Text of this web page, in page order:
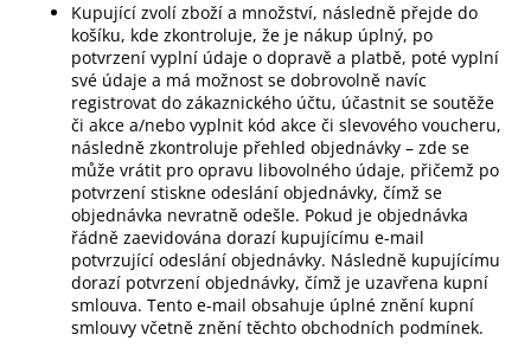
Kupující zvolí zboží a množství, následně přejde do
košíku, kde zkontroluje, že je nákup úplný, po
potvrzení vyplní údaje o dopravě a platbě, poté vyplní
své údaje a má možnost se dobrovolně navíc
registrovat do zákaznického účtu, účastnit se soutěže
či akce a/nebo vyplnit kód akce či slevového voucheru,
následně zkontroluje přehled objednávky – zde se
může vrátit pro opravu libovolného údaje, přičemž po
potvrzení stiskne odeslání objednávky, čímž se
objednávka nevratně odešle. Pokud je objednávka
řádně zaevidována dorazí kupujícímu e-mail
potvrzující odeslání objednávky. Následně kupujícímu
dorazí potvrzení objednávky, čímž je uzavřena kupní
smlouva. Tento e-mail obsahuje úplné znění kupní
smlouvy včetně znění těchto obchodních podmínek.